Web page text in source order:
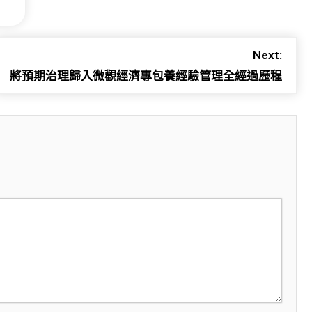
Next:
將預期治理歸入微觀經濟專包養經驗管理全經過歷程